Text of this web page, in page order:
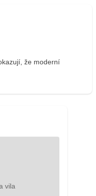
že moderní